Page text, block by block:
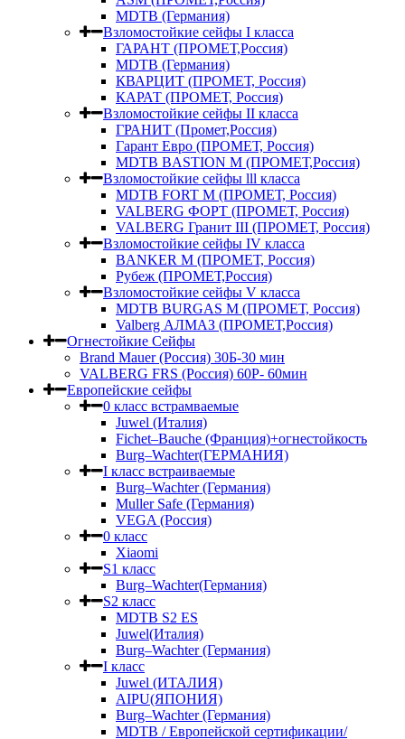
MDTB (Германия)
Взломостойкие сейфы I класса
ГАРАНТ (ПРОМЕТ,Россия)
MDTB (Германия)
КВАРЦИТ (ПРОМЕТ, Россия)
КАРАТ (ПРОМЕТ, Россия)
Взломостойкие сейфы II класса
ГРАНИТ (Промет,Россия)
Гарант Евро (ПРОМЕТ, Россия)
MDTB BASTION M (ПРОМЕТ,Россия)
Взломостойкие сейфы lll класса
MDTB FORT M (ПРОМЕТ, Россия)
VALBERG ФОРТ (ПРОМЕТ, Россия)
VALBERG Гранит III (ПРОМЕТ, Россия)
Взломостойкие сейфы IV класса
BANKER M (ПРОМЕТ, Россия)
Рубеж (ПРОМЕТ,Россия)
Взломостойкие сейфы V класса
MDTB BURGAS M (ПРОМЕТ, Россия)
Valberg АЛМАЗ (ПРОМЕТ,Россия)
Огнестойкие Сейфы
Brand Mauer (Россия) 30Б-30 мин
VALBERG FRS (Россия) 60Р- 60мин
Европейские сейфы
0 класс встрамваемые
Juwel (Италия)
Fichet–Bauche (Франция)+огнестойкость
Burg–Wachter(ГЕРМАНИЯ)
I класс встраиваемые
Burg–Wachter (Германия)
Muller Safe (Германия)
VEGA (Россия)
0 класс
Xiaomi
S1 класс
Burg–Wachter(Германия)
S2 класс
MDTB S2 ES
Juwel(Италия)
Burg–Wachter (Германия)
I класс
Juwel (ИТАЛИЯ)
AIPU(ЯПОНИЯ)
Burg–Wachter (Германия)
MDTB / Европейской сертификации/